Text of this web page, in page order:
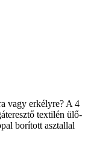
vagy erkélyre? A 4
textilén ülő-
borított asztallal